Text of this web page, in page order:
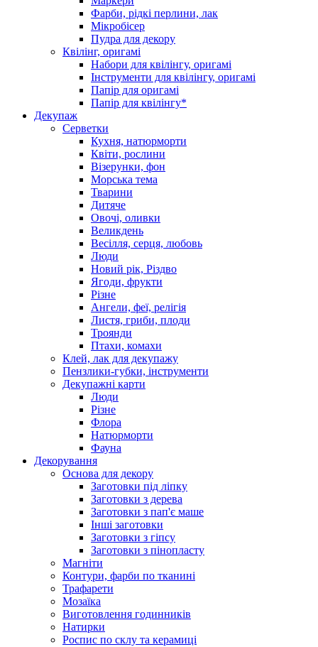
Фарби, рідкі перлини, лак
Мікробісер
Пудра для декору
Квілінг, оригамі
Набори для квілінгу, оригамі
Інструменти для квілінгу, оригамі
Папір для оригамі
Папір для квілінгу*
Декупаж
Серветки
Кухня, натюрморти
Квіти, рослини
Візерунки, фон
Морська тема
Тварини
Дитяче
Овочі, оливки
Великдень
Весілля, серця, любовь
Люди
Новий рік, Різдво
Ягоди, фрукти
Різне
Ангели, феї, релігія
Листя, гриби, плоди
Троянди
Птахи, комахи
Клей, лак для декупажу
Пензлики-губки, інструменти
Декупажні карти
Люди
Різне
Флора
Натюрморти
Фауна
Декорування
Основа для декору
Заготовки під ліпку
Заготовки з дерева
Заготовки з пап'є маше
Інші заготовки
Заготовки з гіпсу
Заготовки з пінопласту
Магніти
Контури, фарби по тканині
Трафарети
Мозаїка
Виготовлення годинників
Натирки
Роспис по склу та керамиці